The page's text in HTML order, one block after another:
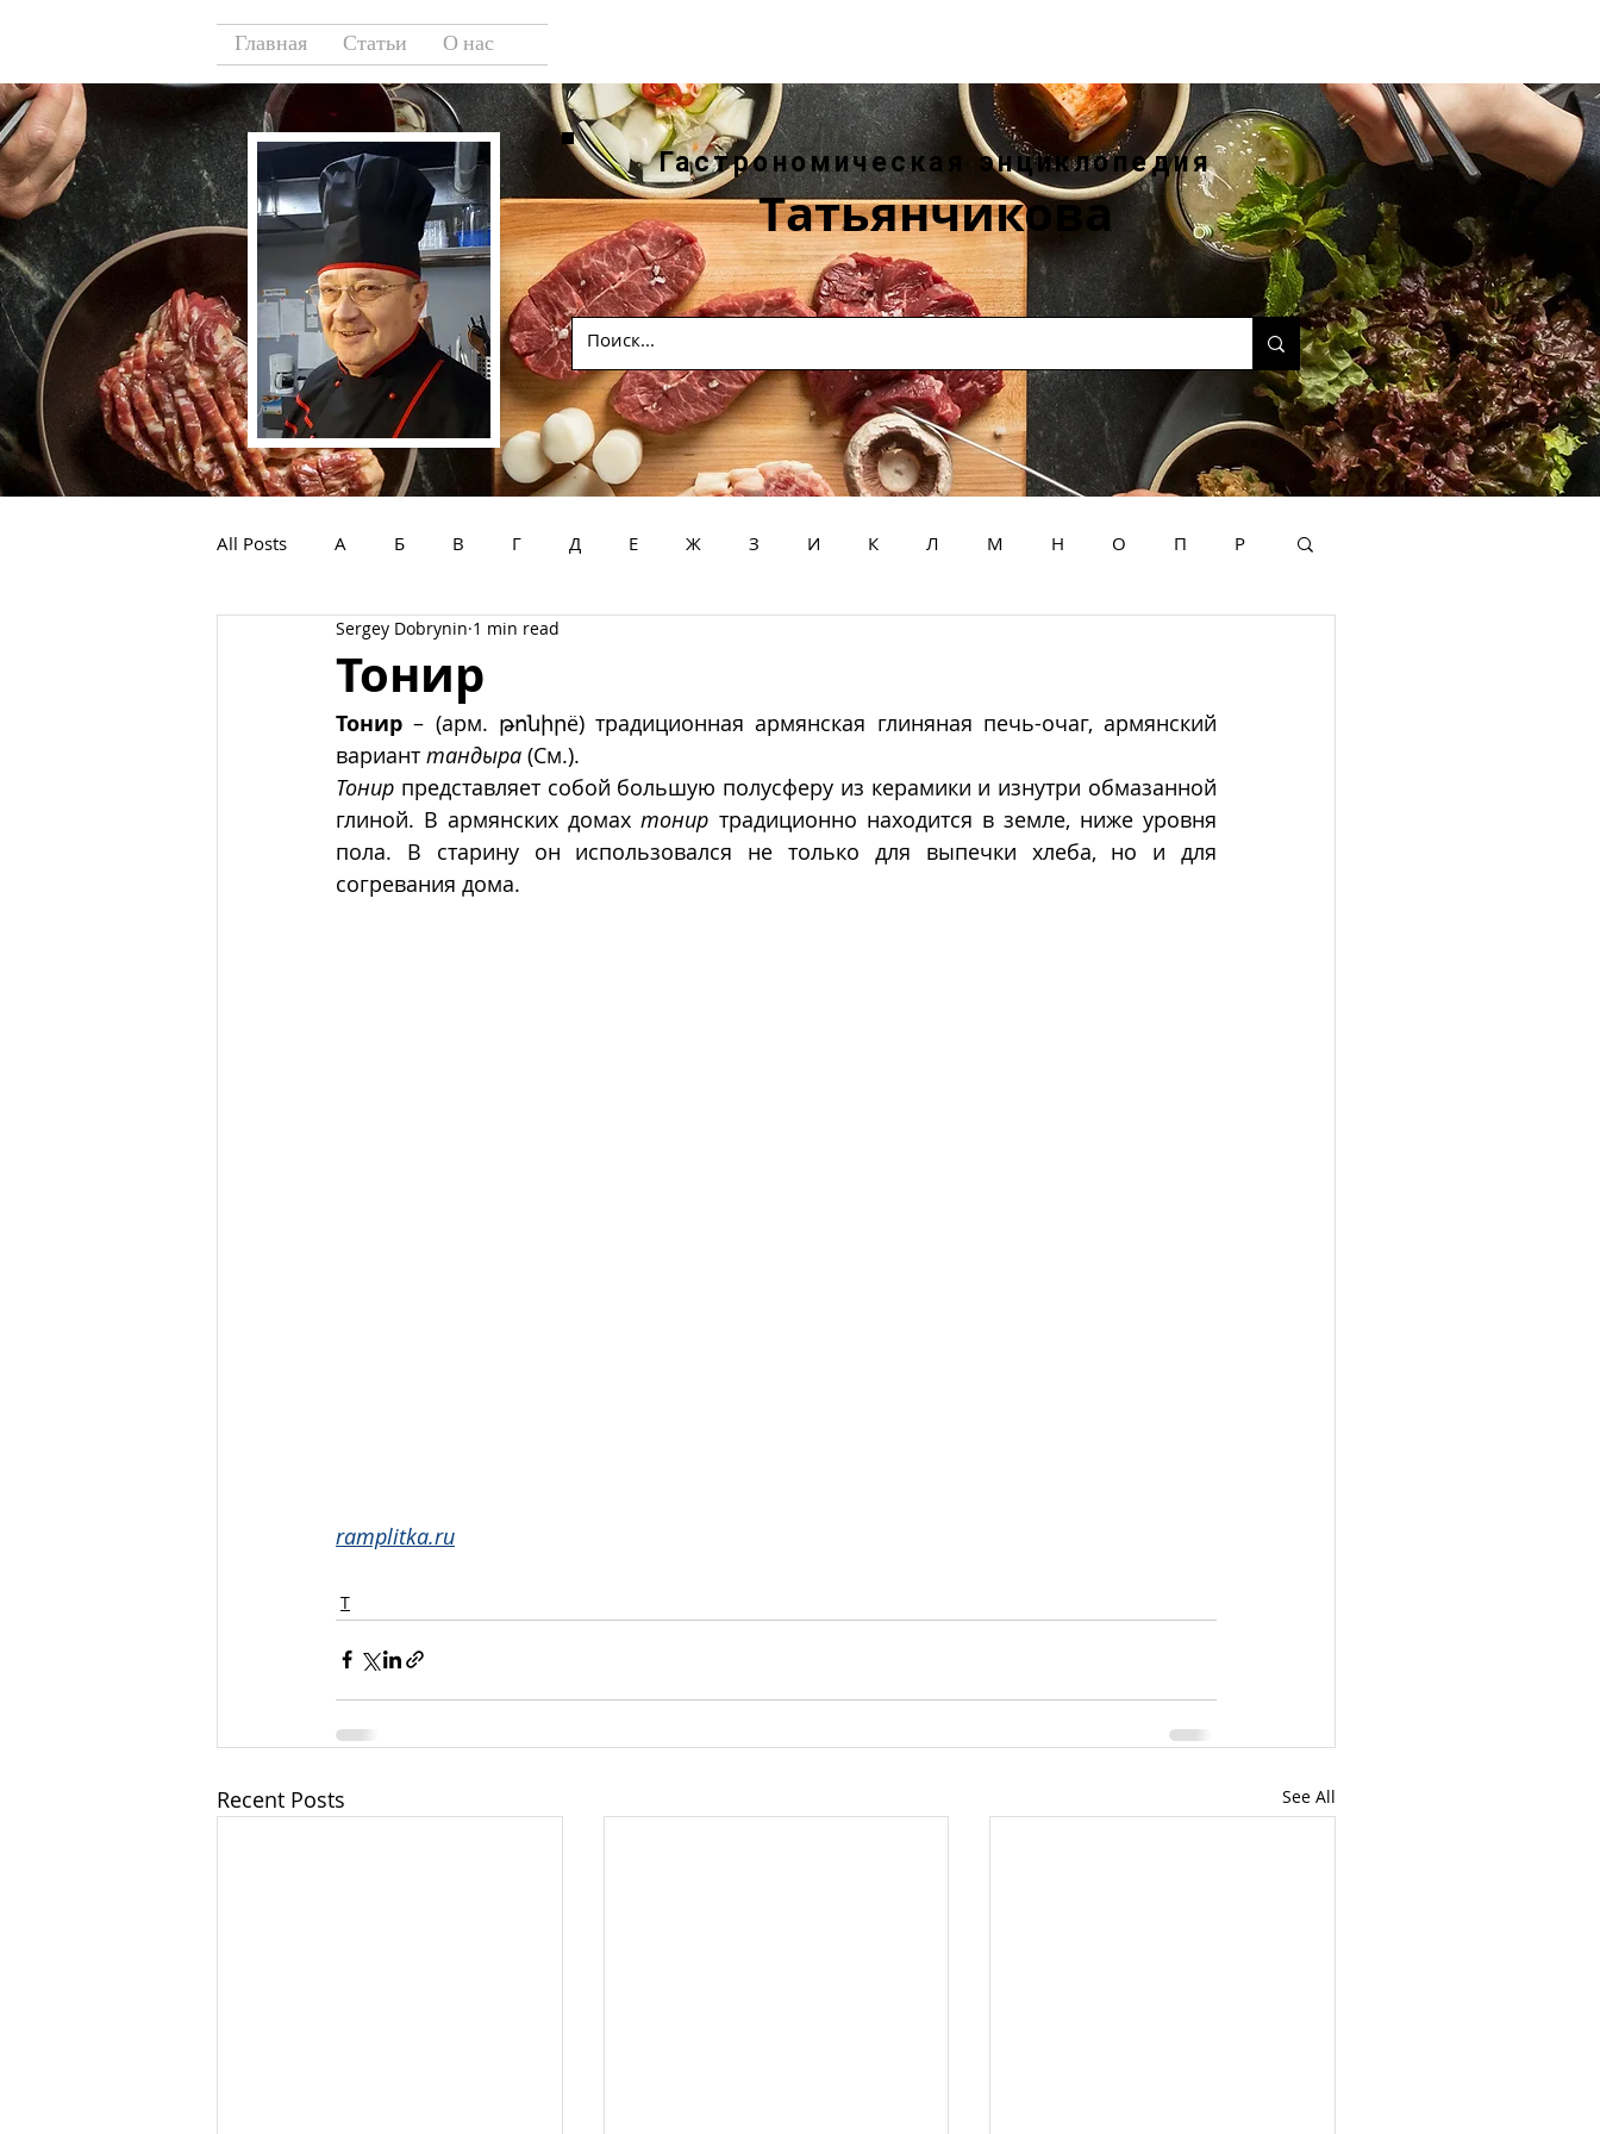
Главная Статьи О нас
Гастрономическая энциклопедия
Татьянчикова
All Posts А Б В Г Д Е Ж З И К Л М Н О П Р
У Ф Х
Тонир
Sergey Dobrynin 1 min read
Тонир – (арм. թոնիրë) традиционная армянская глиняная печь-очаг, армянский
вариант тандыра (См.).
Тонир представляет собой большую полусферу из керамики и изнутри обмазанной
глиной. В армянских домах тонир традиционно находится в земле, ниже уровня
пола. В старину он использовался не только для выпечки хлеба, но и для
согревания дома.
ramplitka.ru
Т
Recent Posts See All